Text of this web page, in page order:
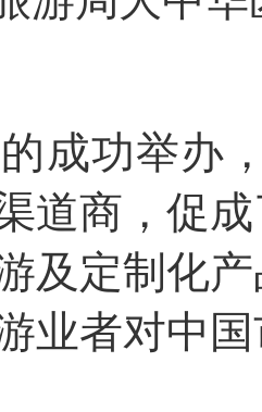
成功举办
道商，促
及定制化
业者对中